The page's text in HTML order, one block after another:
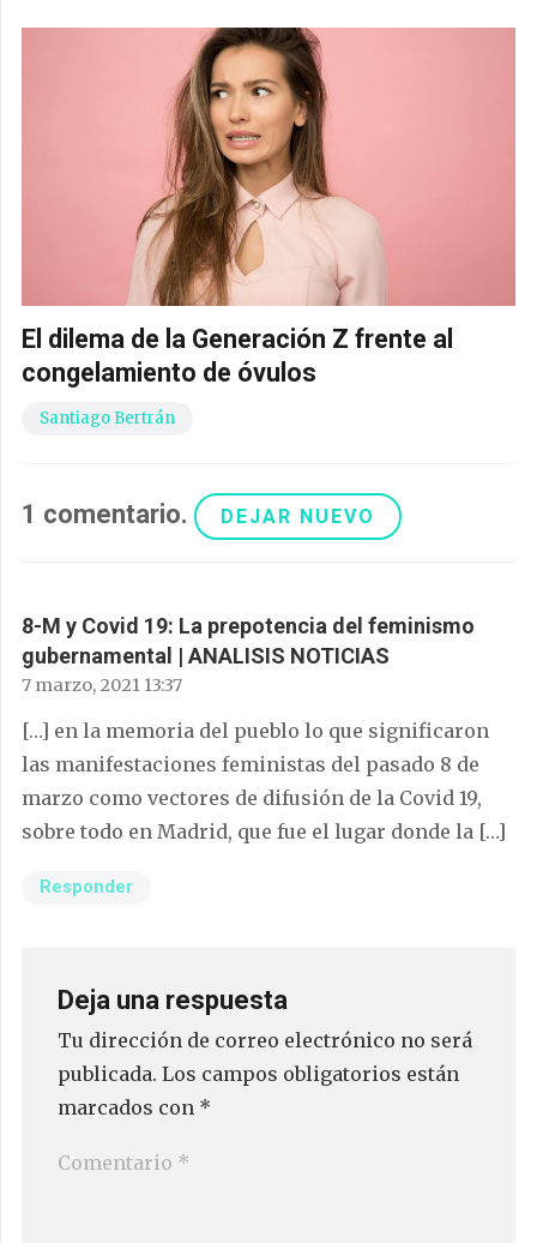
El dilema de la Generación Z frente al
congelamiento de óvulos
Santiago Bertrán
1 comentario. DEJAR NUEVO
8-M y Covid 19: La prepotencia del feminismo
gubernamental | ANALISIS NOTICIAS
7 marzo, 2021 13:37
[…] en la memoria del pueblo lo que significaron
las manifestaciones feministas del pasado 8 de
marzo como vectores de difusión de la Covid 19,
sobre todo en Madrid, que fue el lugar donde la […]
Responder
Deja una respuesta
Tu dirección de correo electrónico no será
publicada. Los campos obligatorios están
marcados con *